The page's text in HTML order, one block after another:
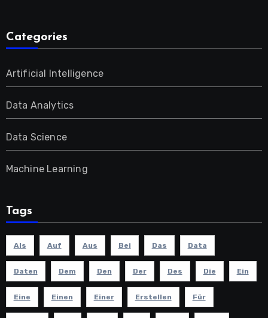
Categories
Artificial Intelligence
Data Analytics
Data Science
Machine Learning
Tags
Als Auf Aus Bei Das Data
Daten Dem Den Der Des Die Ein
Eine Einen Einer Erstellen Für